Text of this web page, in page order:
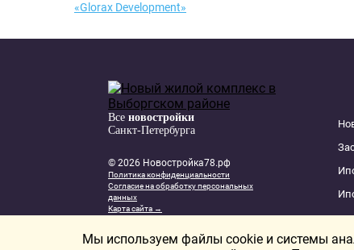
«Glorax Development»
Все новостройки
Санкт-Петербурга
© 2026 Новостройка78.рф
Политика конфиденциальности
Согласие на обработку персональных
данных
Карта сайта →
Мы используем файлы cookie и системы